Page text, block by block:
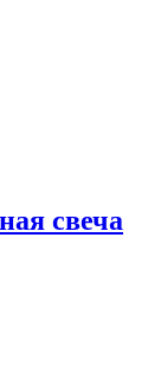
свеча